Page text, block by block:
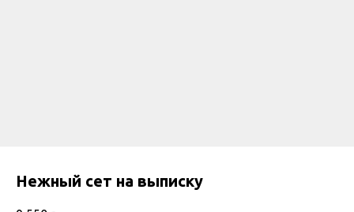
Нежный сет на выписку